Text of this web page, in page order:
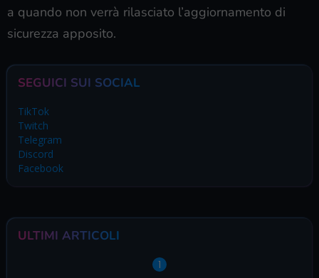
a quando non verrà rilasciato l’aggiornamento di
sicurezza apposito.
SEGUICI SUI SOCIAL
TikTok
Twitch
Telegram
Discord
Facebook
ULTIMI ARTICOLI